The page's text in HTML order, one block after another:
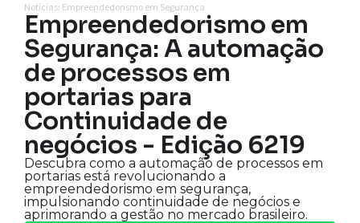
Notícias: Empreendedorismo em Segurança
Empreendedorismo em
Segurança: A automação
de processos em
portarias para
Continuidade de
negócios - Edição 6219
Descubra como a automação de processos em
portarias está revolucionando a
empreendedorismo em segurança,
impulsionando continuidade de negócios e
aprimorando a gestão no mercado brasileiro.